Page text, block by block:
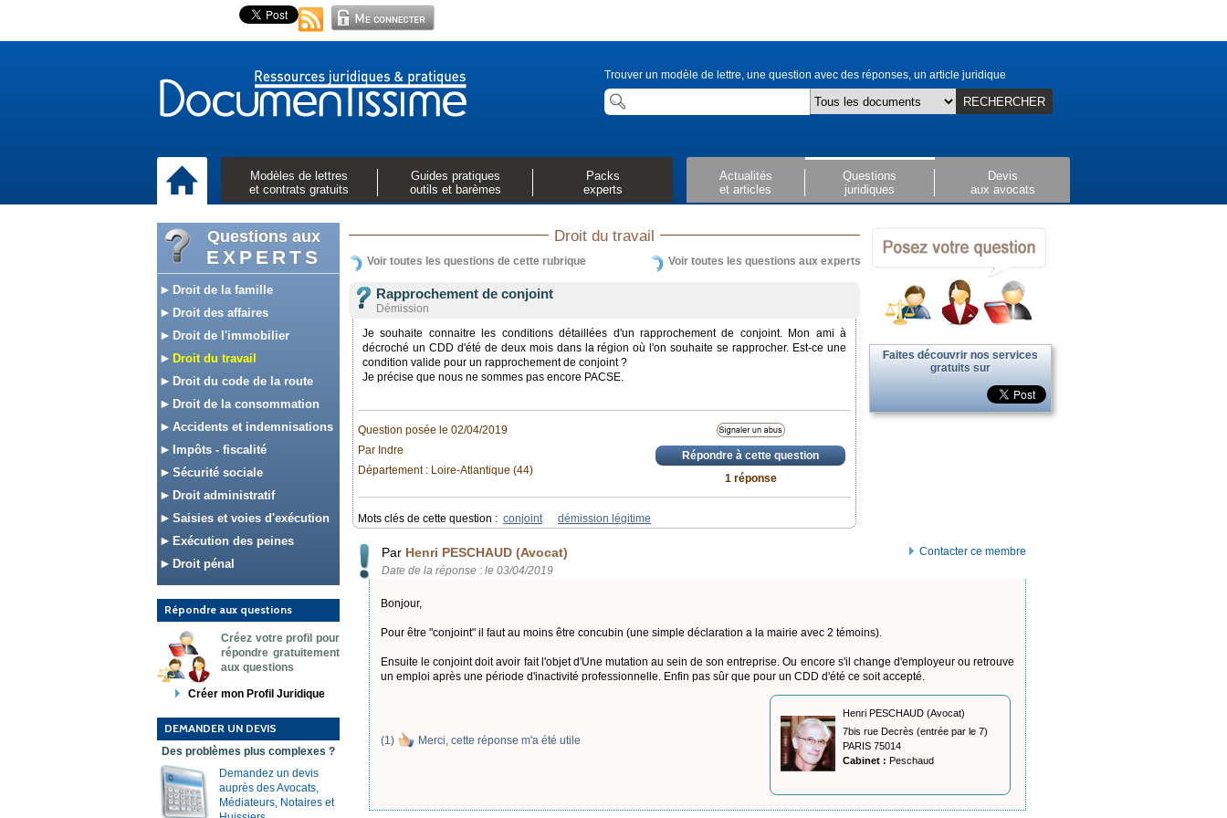
Trouver un modèle de lettre, une question avec des réponses, un article juridique
RECHERCHER
Modèles de lettres
et contrats gratuits
Guides pratiques
outils et barèmes
Packs
experts
Actualités
et articles
Questions
juridiques
Devis
aux avocats
Questions aux
EXPERTS
Droit de la famille
Droit des affaires
Droit de l'immobilier
Droit du travail
Droit du code de la route
Droit de la consommation
Accidents et indemnisations
Impôts - fiscalité
Sécurité sociale
Droit administratif
Saisies et voies d'exécution
Exécution des peines
Droit pénal
Répondre aux questions
Créez votre profil pour
répondre gratuitement
aux questions
Créer mon Profil Juridique
DEMANDER UN DEVIS
Des problèmes plus complexes ?
Demandez un devis
auprès des Avocats,
Médiateurs, Notaires et
Droit du travail
Voir toutes les questions de cette rubrique Voir toutes les questions aux experts
Rapprochement de conjoint
Démission
Je souhaite connaitre les conditions détaillées d'un rapprochement de conjoint. Mon ami à
décroché un CDD d'été de deux mois dans la région où l'on souhaite se rapprocher. Est-ce une
condition valide pour un rapprochement de conjoint ?
Je précise que nous ne sommes pas encore PACSE.
Question posée le 02/04/2019
Par Indre
Département : Loire-Atlantique (44)
Répondre à cette question
1 réponse
Mots clés de cette question : conjoint démission légitime
Par Henri PESCHAUD (Avocat)
Date de la réponse : le 03/04/2019
Contacter ce membre
Bonjour,
Pour être "conjoint" il faut au moins être concubin (une simple déclaration a la mairie avec 2 témoins).
Ensuite le conjoint doit avoir fait l'objet d'Une mutation au sein de son entreprise. Ou encore s'il change d'employeur ou retrouve
un emploi après une période d'inactivité professionnelle. Enfin pas sûr que pour un CDD d'été ce soit accepté.
(1) Merci, cette réponse m'a été utile
Henri PESCHAUD (Avocat)
7bis rue Decrès (entrée par le 7)
PARIS 75014
Cabinet : Peschaud
Faites découvrir nos services
gratuits sur